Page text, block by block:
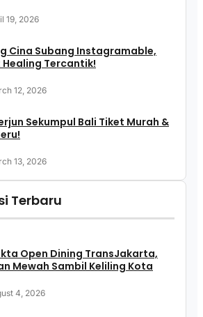
19, 2026
Cina Subang Instagramable,
Healing Tercantik!
12, 2026
Sekumpul Bali Tiket Murah &
13, 2026
Terbaru
Open Dining TransJakarta,
Mewah Sambil Keliling Kota
4, 2026